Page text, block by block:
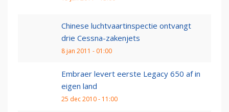
Chinese luchtvaartinspectie ontvangt
drie Cessna-zakenjets
8 jan 2011 - 01:00
Embraer levert eerste Legacy 650 af in
eigen land
25 dec 2010 - 11:00